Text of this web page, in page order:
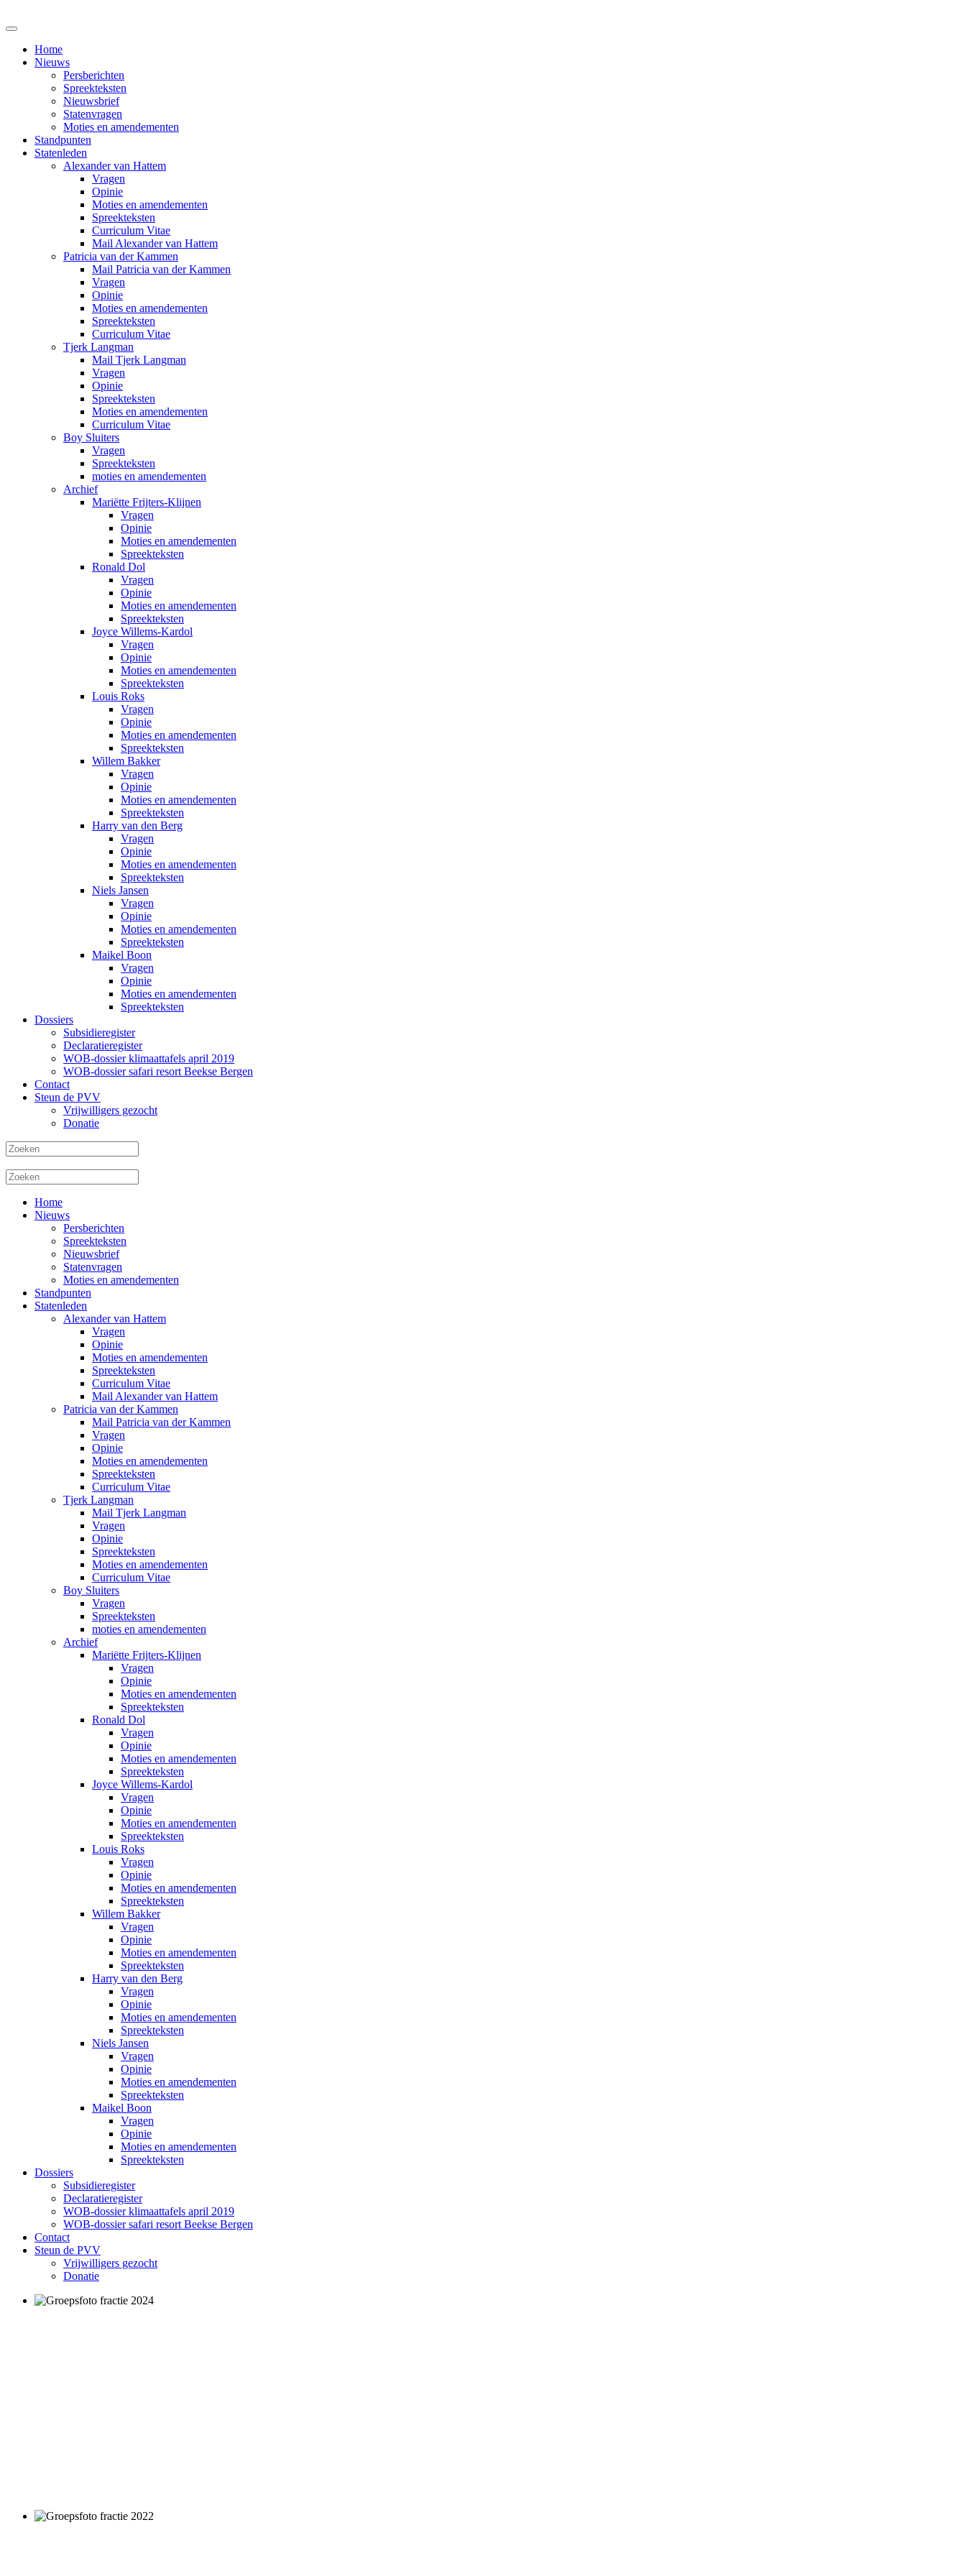
Home
Nieuws
Persberichten
Spreekteksten
Nieuwsbrief
Statenvragen
Moties en amendementen
Standpunten
Statenleden
Alexander van Hattem
Vragen
Opinie
Moties en amendementen
Spreekteksten
Curriculum Vitae
Mail Alexander van Hattem
Patricia van der Kammen
Mail Patricia van der Kammen
Vragen
Opinie
Moties en amendementen
Spreekteksten
Curriculum Vitae
Tjerk Langman
Mail Tjerk Langman
Vragen
Opinie
Spreekteksten
Moties en amendementen
Curriculum Vitae
Boy Sluiters
Vragen
Spreekteksten
moties en amendementen
Archief
Mariëtte Frijters-Klijnen
Vragen
Opinie
Moties en amendementen
Spreekteksten
Ronald Dol
Vragen
Opinie
Moties en amendementen
Spreekteksten
Joyce Willems-Kardol
Vragen
Opinie
Moties en amendementen
Spreekteksten
Louis Roks
Vragen
Opinie
Moties en amendementen
Spreekteksten
Willem Bakker
Vragen
Opinie
Moties en amendementen
Spreekteksten
Harry van den Berg
Vragen
Opinie
Moties en amendementen
Spreekteksten
Niels Jansen
Vragen
Opinie
Moties en amendementen
Spreekteksten
Maikel Boon
Vragen
Opinie
Moties en amendementen
Spreekteksten
Dossiers
Subsidieregister
Declaratieregister
WOB-dossier klimaattafels april 2019
WOB-dossier safari resort Beekse Bergen
Contact
Steun de PVV
Vrijwilligers gezocht
Donatie
Home
Nieuws
Persberichten
Spreekteksten
Nieuwsbrief
Statenvragen
Moties en amendementen
Standpunten
Statenleden
Alexander van Hattem
Vragen
Opinie
Moties en amendementen
Spreekteksten
Curriculum Vitae
Mail Alexander van Hattem
Patricia van der Kammen
Mail Patricia van der Kammen
Vragen
Opinie
Moties en amendementen
Spreekteksten
Curriculum Vitae
Tjerk Langman
Mail Tjerk Langman
Vragen
Opinie
Spreekteksten
Moties en amendementen
Curriculum Vitae
Boy Sluiters
Vragen
Spreekteksten
moties en amendementen
Archief
Mariëtte Frijters-Klijnen
Vragen
Opinie
Moties en amendementen
Spreekteksten
Ronald Dol
Vragen
Opinie
Moties en amendementen
Spreekteksten
Joyce Willems-Kardol
Vragen
Opinie
Moties en amendementen
Spreekteksten
Louis Roks
Vragen
Opinie
Moties en amendementen
Spreekteksten
Willem Bakker
Vragen
Opinie
Moties en amendementen
Spreekteksten
Harry van den Berg
Vragen
Opinie
Moties en amendementen
Spreekteksten
Niels Jansen
Vragen
Opinie
Moties en amendementen
Spreekteksten
Maikel Boon
Vragen
Opinie
Moties en amendementen
Spreekteksten
Dossiers
Subsidieregister
Declaratieregister
WOB-dossier klimaattafels april 2019
WOB-dossier safari resort Beekse Bergen
Contact
Steun de PVV
Vrijwilligers gezocht
Donatie